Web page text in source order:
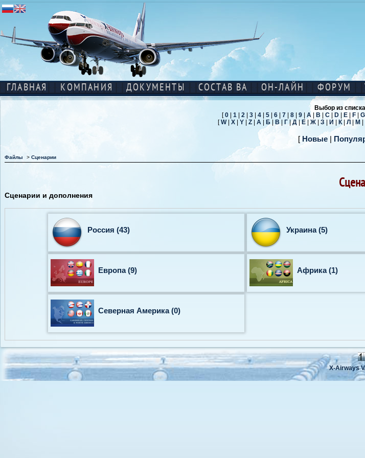
ГЛАВНАЯ КОМПАНИЯ ДОКУМЕНТЫ СОСТАВ ВА ОН-ЛАЙН ФОРУМ
Выбор из
[0| 1| 2| 3| 4| 5| 6| 7| 8| 9| A| B C| D| E| F| G
[W| X| Y| Z| А| Б| В| Г|Д|Е| Ж| З И К| Л М
[ Новые |
Файлы > Сценарии
Сценарии и дополнения
Россия (43) Украина (5)
Европа (9) Африка (1)
Северная Америка (0)
X-Airways